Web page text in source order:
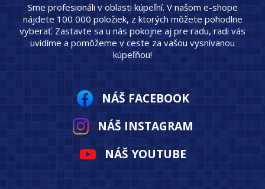
Sme profesionáli v oblasti kúpeľní. V našom e-shope
nájdete 100 000 položiek, z ktorých môžete pohodlne
vyberať. Zastavte sa u nás pokojne aj pre radu, radi vás
uvidíme a pomôžeme v ceste za vašou vysnívanou
kúpeľňou!
NÁŠ FACEBOOK
NÁŠ INSTAGRAM
NÁŠ YOUTUBE